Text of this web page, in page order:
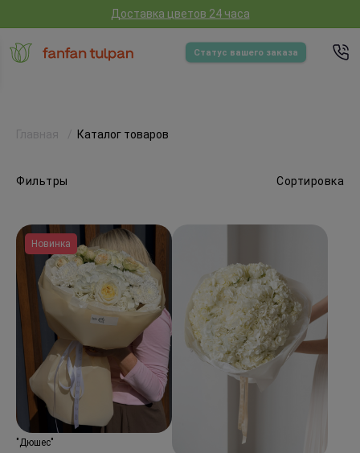
Доставка цветов 24 часа
Статус вашего заказа
Фильтры Сортировка
Главная Каталог товаров
Новинка
"Дюшес"